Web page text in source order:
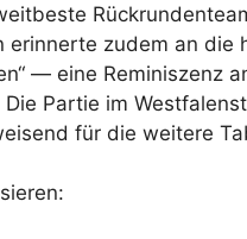
zudem an die
— eine Reminiszenz
Partie im
für die weitere